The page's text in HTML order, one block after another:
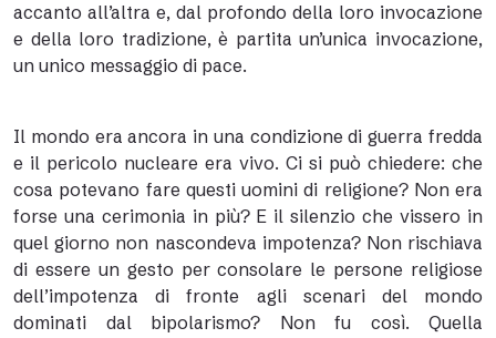
accanto all’altra e, dal profondo della loro invocazione
e della loro tradizione, è partita un’unica invocazione,
un unico messaggio di pace.
Il mondo era ancora in una condizione di guerra fredda
e il pericolo nucleare era vivo. Ci si può chiedere: che
cosa potevano fare questi uomini di religione? Non era
forse una cerimonia in più? E il silenzio che vissero in
quel giorno non nascondeva impotenza? Non rischiava
di essere un gesto per consolare le persone religiose
dell’impotenza di fronte agli scenari del mondo
dominati dal bipolarismo? Non fu così. Quella